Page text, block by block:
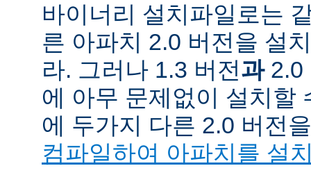
바이너리 설치파일로는
른 아파치 2.0 버전을 설
라. 그러나 1.3 버전과2.0
에 아무 문제없이 설치할
에 두가지 다른 2.0 버전
컴파일하여 아파치를 설